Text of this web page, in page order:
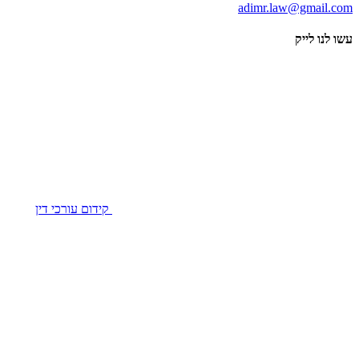
adimr.law@gmail.com
עשו לנו לייק
קידום עורכי דין